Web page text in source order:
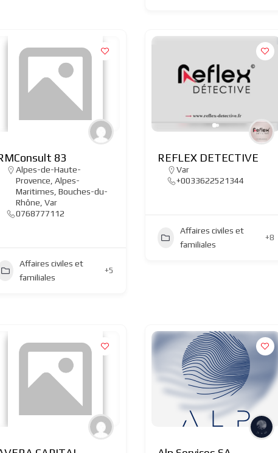
83
Alpes-de-Haute-
Provence ,Alpes-
Maritimes ,Bouches-du-
Rhône ,Var
0768777112
Affaires civiles et
familiales
+5
REFLEX DETECTIVE
Var
+0033622521344
Affaires civiles et
familiales
+8